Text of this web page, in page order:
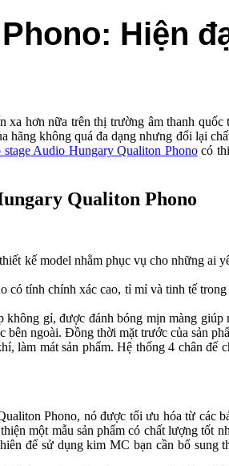
Hiện
hơn nữa trên thị trường âm thanh
không quá đa dạng nhưng đổi lại
stage Audio Hungary Qualiton Phonocó
Qualiton Phono
kế model nhằm phục vụ cho những ai
có tính chính xác cao, tỉ mỉ và tinh tế
gỉ, được đánh bóng mịn màng giúp
ngoài. Đồng thời mặt trước của sản
làm mát sản phẩm. Hệ thống 4 chân đế
Phono, nó được tối ưu hóa từ các
một mẫu sản phẩm có chất lượng tốt
để sử dụng kim MC bạn cần bổ sung